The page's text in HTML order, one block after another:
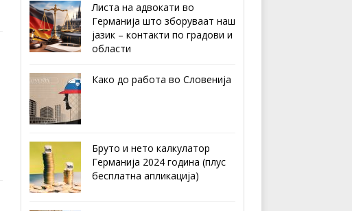
Листа на адвокати во
Германија што зборуваат наш
јазик – контакти по градови и
области
Како до работа во Словенија
Бруто и нето калкулатор
Германија 2024 година (плус
бесплатна апликација)